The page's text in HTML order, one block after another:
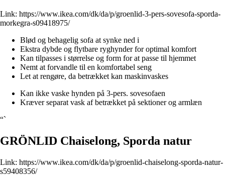
Link: https://www.ikea.com/dk/da/p/groenlid-3-pers-sovesofa-sporda-
morkegra-s09418975/
Blød og behagelig sofa at synke ned i
Ekstra dybde og flytbare ryghynder for optimal komfort
Kan tilpasses i størrelse og form for at passe til hjemmet
Nemt at forvandle til en komfortabel seng
Let at rengøre, da betrækket kan maskinvaskes
Kan ikke vaske hynden på 3-pers. sovesofaen
Kræver separat vask af betrækket på sektioner og armlæn
“`
GRÖNLID Chaiselong, Sporda natur
Link: https://www.ikea.com/dk/da/p/groenlid-chaiselong-sporda-natur-
s59408356/